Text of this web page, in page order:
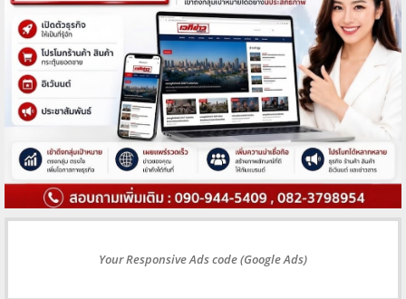
Your Responsive Ads code (Google Ads)